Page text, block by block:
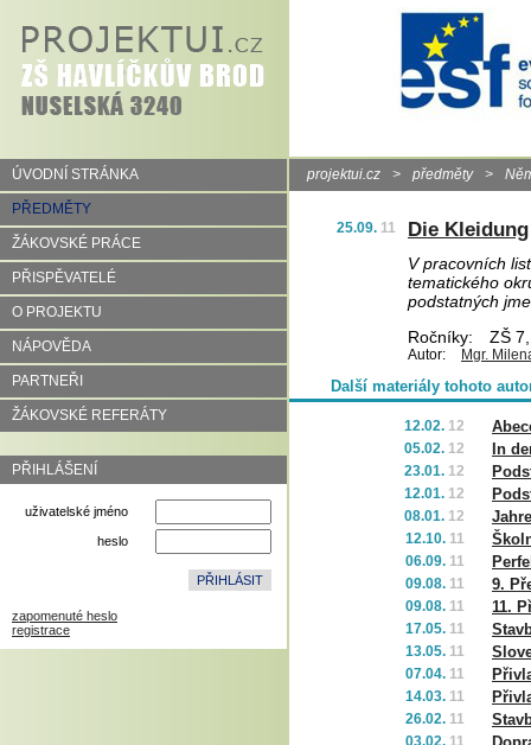
ÚVODNÍ STRÁNKA
PŘEDMĚTY
ŽÁKOVSKÉ PRÁCE
PŘISPĚVATELÉ
O PROJEKTU
NÁPOVĚDA
PARTNEŘI
ŽÁKOVSKÉ REFERÁTY
PŘIHLÁŠENÍ
uživatelské jméno
heslo
zapomenuté heslo
registrace
projektui.cz > předměty >
25.09. 11 Die Kleidung
V pracovních
tematického
podstatných
Ročníky:
ZŠ 7,
Autor: Mgr.
Další materiály tohoto
12.02. 12
05.02. 12 In
23.01. 12
12.01. 12
08.01. 12
12.10. 11
06.09. 11
09.08. 11 9.
09.08. 11 11.
17.05. 11
13.05. 11
07.04. 11
14.03. 11
26.02. 11
03.02. 11